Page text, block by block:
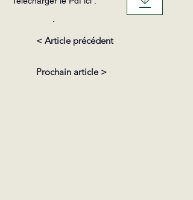
.
< Article précédent
Prochain article >